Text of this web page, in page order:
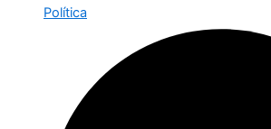
Política